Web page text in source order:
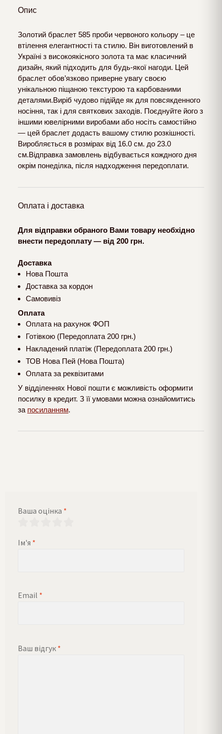
Опис
Золотий браслет 585 проби червоного кольору – це
втілення елегантності та стилю. Він виготовлений в
Україні з високоякісного золота та має класичний
дизайн, який підходить для будь-якої нагоди. Цей
браслет обов’язково приверне увагу своєю
унікальною піщаною текстурою та карбованими
деталями.Виріб чудово підійде як для повсякденного
носіння, так і для святкових заходів. Поєднуйте його з
іншими ювелірними виробами або носіть самостійно
— цей браслет додасть вашому стилю розкішності.
Виробляється в розмірах від 16.0 см. до 23.0
см.Відправка замовлень відбувається кождного дня
окрім понеділка, після надходження передоплати.
Оплата і доставка
Для відправки обраного Вами товару необхідно
внести передоплату — від 200 грн.
Доставка
Нова Пошта
Доставка за кордон
Самовивіз
Оплата
Оплата на рахунок ФОП
Готівкою (Передоплата 200 грн.)
Накладений платіж (Передоплата 200 грн.)
ТОВ Нова Пей (Нова Пошта)
Оплата за реквізитами
У відділеннях Нової пошти є можливість оформити
посилку в кредит. З її умовами можна ознайомитись
за посиланням.
Ваша оцінка *
Ім'я *
Email *
Ваш відгук *